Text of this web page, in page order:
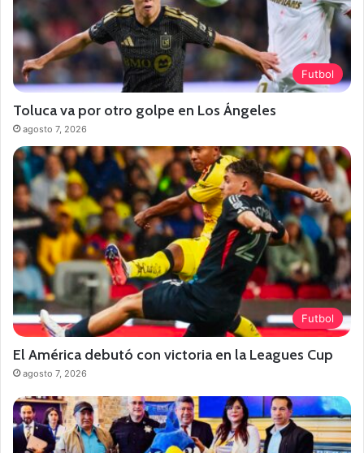
Futbol
Toluca va por otro golpe en Los Ángeles
agosto 7, 2026
Futbol
El América debutó con victoria en la Leagues Cup
agosto 7, 2026